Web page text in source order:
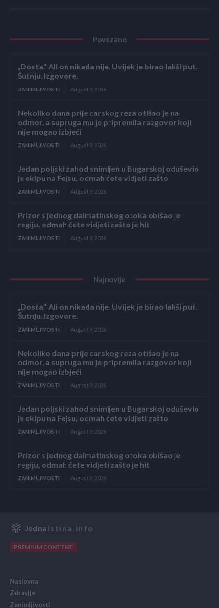
Povezano
„Dosta.“ Ali on nikada nije. Uvijek je birao lakši put.
Šutnju. Izgovore.
ZANIMLJIVOSTI August 9, 2026
Nekoliko dana prije carskog reza otišao je na
odmor, a supruga mu je pripremila razgovor koji
nije mogao izbjeći
ZANIMLJIVOSTI August 9, 2026
Jedan poljski zahod snimljen u Bugarskoj oduševio
je ekipu na Fejsu, odmah ćete vidjeti zašto
ZANIMLJIVOSTI August 9, 2026
Prizor s jednog dalmatinskog otoka obišao je
regiju, odmah ćete vidjeti zašto je hit
ZANIMLJIVOSTI August 9, 2026
Najnovije
„Dosta.“ Ali on nikada nije. Uvijek je birao lakši put.
Šutnju. Izgovore.
ZANIMLJIVOSTI August 9, 2026
Nekoliko dana prije carskog reza otišao je na
odmor, a supruga mu je pripremila razgovor koji
nije mogao izbjeći
ZANIMLJIVOSTI August 9, 2026
Jedan poljski zahod snimljen u Bugarskoj oduševio
je ekipu na Fejsu, odmah ćete vidjeti zašto
ZANIMLJIVOSTI August 9, 2026
Prizor s jednog dalmatinskog otoka obišao je
regiju, odmah ćete vidjeti zašto je hit
ZANIMLJIVOSTI August 9, 2026
Jedna Istina.info
PREMIUM CONTENT
Naslovna
Zdravlje
Zanimljivosti